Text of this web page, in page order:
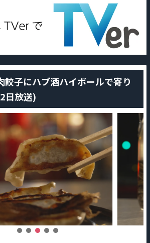
餃子にハブ酒ハイボールで寄り
日放送)